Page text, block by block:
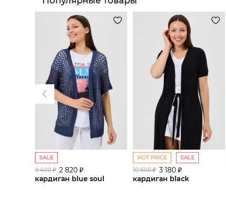
SALE
9 400 ₽ 2 820 ₽
кардиган blue soul
HOT PRICE SALE
10 600 ₽ 3 180 ₽
кардиган black